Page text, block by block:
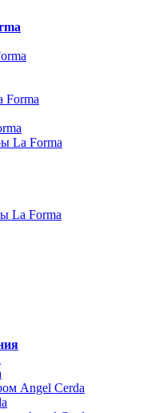
Forma
La Forma
La Forma
Angel Cerda